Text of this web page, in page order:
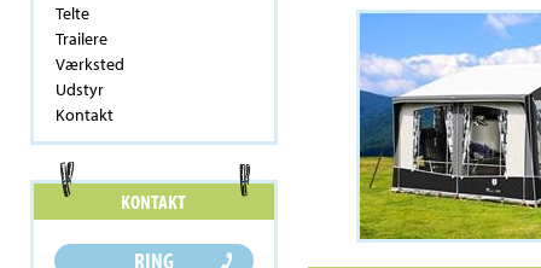
Telte
Trailere
Værksted
Udstyr
Kontakt